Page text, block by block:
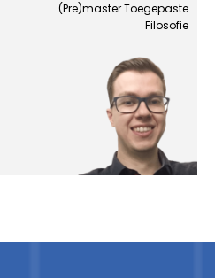
(Pre)masterToegepaste
Filosofie